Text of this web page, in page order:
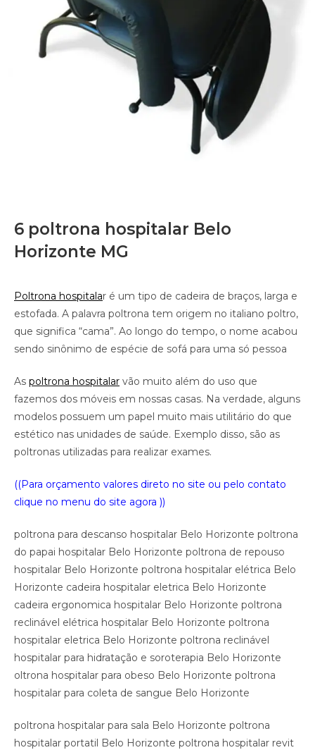
6 poltrona hospitalar Belo
Horizonte MG
Poltrona hospitalar é um tipo de cadeira de braços, larga e
estofada. A palavra poltrona tem origem no italiano poltro,
que significa “cama”. Ao longo do tempo, o nome acabou
sendo sinônimo de espécie de sofá para uma só pessoa
As poltrona hospitalar vão muito além do uso que
fazemos dos móveis em nossas casas. Na verdade, alguns
modelos possuem um papel muito mais utilitário do que
estético nas unidades de saúde. Exemplo disso, são as
poltronas utilizadas para realizar exames.
((Para orçamento valores direto no site ou pelo contato
clique no menu do site agora ))
poltrona para descanso hospitalar Belo Horizonte poltrona
do papai hospitalar Belo Horizonte poltrona de repouso
hospitalar Belo Horizonte poltrona hospitalar elétrica Belo
Horizonte cadeira hospitalar eletrica Belo Horizonte
cadeira ergonomica hospitalar Belo Horizonte poltrona
reclinável elétrica hospitalar Belo Horizonte poltrona
hospitalar eletrica Belo Horizonte poltrona reclinável
hospitalar para hidratação e soroterapia Belo Horizonte
oltrona hospitalar para obeso Belo Horizonte poltrona
hospitalar para coleta de sangue Belo Horizonte
poltrona hospitalar para sala Belo Horizonte poltrona
hospitalar portatil Belo Horizonte poltrona hospitalar revit